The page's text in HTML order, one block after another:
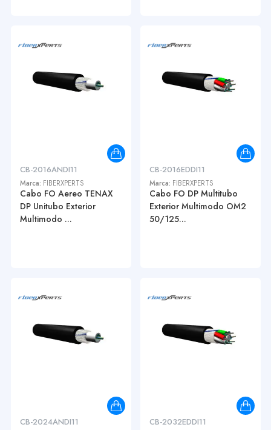
CB-2016ANDI11
Marca: FIBERXPERTS
Cabo FO Aereo TENAX
DP Unitubo Exterior
Multimodo ...
CB-2016EDDI11
Marca: FIBERXPERTS
Cabo FO DP Multitubo
Exterior Multimodo OM2
50/125...
CB-2024ANDI11 CB-2032EDDI11